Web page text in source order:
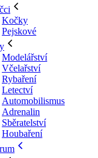
Kočky
Pejskové
Modelářství
Včelařství
Rybaření
Letectví
Automobilismus
Adrenalin
Sběratelství
Houbaření